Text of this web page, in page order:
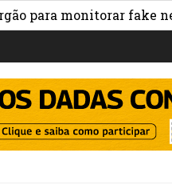
monitorar fake news